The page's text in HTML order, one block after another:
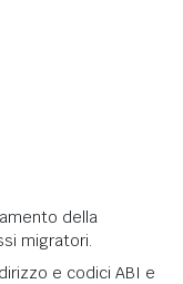
della
migratori.
e codici ABI e